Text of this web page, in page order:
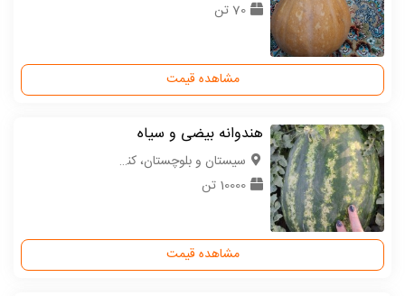
70 تن
مشاهده قیمت
هندوانه بیضی و سیاه
سیستان و بلوچستان، کنارک
10000 تن
مشاهده قیمت